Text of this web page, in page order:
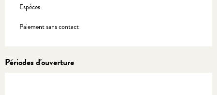
Espèces
Paiement sans contact
Périodes d'ouverture